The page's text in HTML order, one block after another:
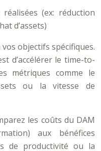
(ex: réduction
d’assets)
objectifs spécifiques.
d’accélérer le time-to-
métriques comme le
ou la vitesse de
les coûts du DAM
aux bénéfices
de productivité ou la